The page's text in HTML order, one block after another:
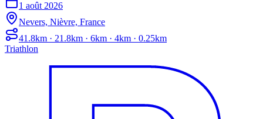
1 août 2026
Nevers, Nièvre, France
41.8km · 21.8km · 6km · 4km · 0.25km
Triathlon